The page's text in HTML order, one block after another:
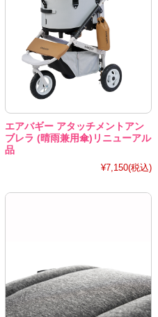
エアバギー アタッチメントアン
ブレラ (晴雨兼用傘)リニューアル
品
¥7,150(税込)